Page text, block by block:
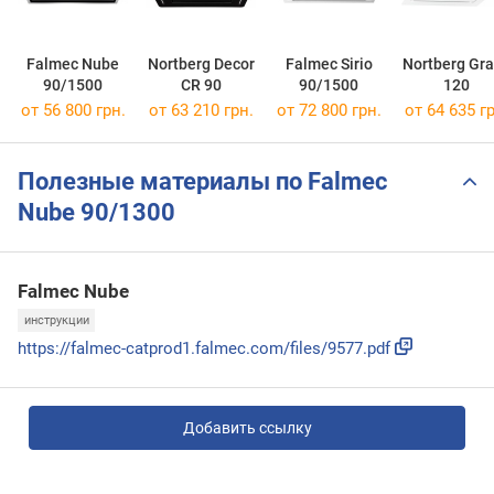
Falmec Nube
90/1500
Nortberg Decor
CR 90
Falmec Sirio
90/1500
Nortberg
120
от 56 800 грн. от 63 210 грн. от 72 800 грн. от 64 635
Полезные материалы по Falmec
Nube 90/1300
Falmec Nube
инструкции
https://falmec-catprod1.falmec.com/files/9577.pdf
Добавить ссылку